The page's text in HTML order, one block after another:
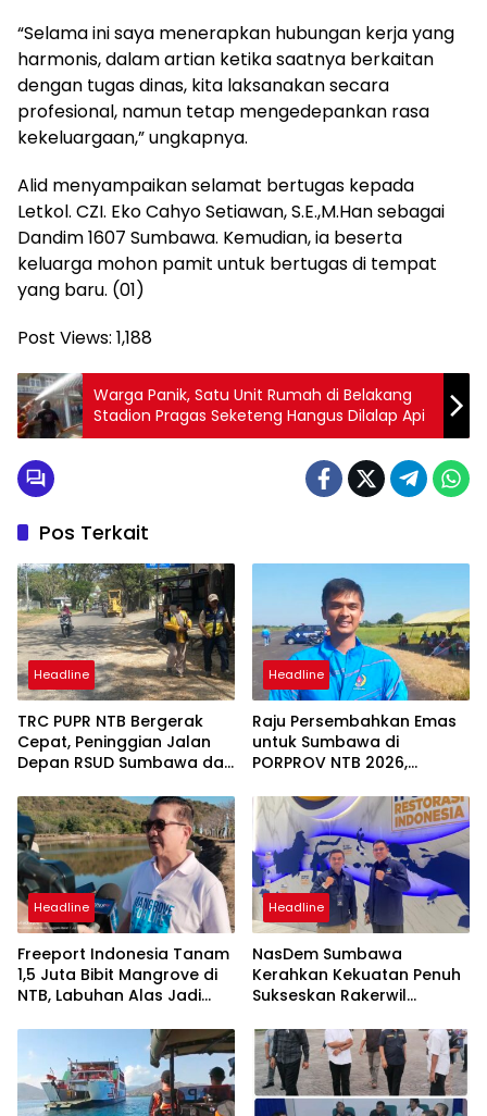
“Selama ini saya menerapkan hubungan kerja yang
harmonis, dalam artian ketika saatnya berkaitan
dengan tugas dinas, kita laksanakan secara
profesional, namun tetap mengedepankan rasa
kekeluargaan,” ungkapnya.
Alid menyampaikan selamat bertugas kepada
Letkol. CZI. Eko Cahyo Setiawan, S.E.,M.Han sebagai
Dandim 1607 Sumbawa. Kemudian, ia beserta
keluarga mohon pamit untuk bertugas di tempat
yang baru. (01)
Post Views: 1,188
Warga Panik, Satu Unit Rumah di Belakang
Stadion Pragas Seketeng Hangus Dilalap Api
Pos Terkait
Headline
TRC PUPR NTB Bergerak
Cepat, Peninggian Jalan
Depan RSUD Sumbawa dan
Mulai Dikerjakan
Headline
Raju Persembahkan Emas
untuk Sumbawa di
PORPROV NTB 2026,
Masyarakat Sumbawa
Headline
Freeport Indonesia Tanam
1,5 Juta Bibit Mangrove di
NTB, Labuhan Alas Jadi
Nasional
Headline
NasDem Sumbawa
Kerahkan Kekuatan Penuh
Sukseskan Rakerwil